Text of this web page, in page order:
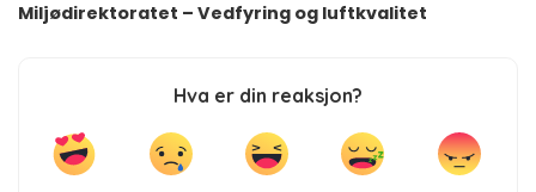
Miljødirektoratet – Vedfyring og luftkvalitet
Hva er din reaksjon?